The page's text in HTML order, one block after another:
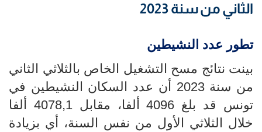
الثاني من سنة 2023
تطور عدد النشيطين
بينت نتائج مسح التشغيل الخاص بالثلاثي الثاني
من سنة 2023 أن عدد السكان النشيطين في
تونس قد بلغ 4096 ألفا، مقابل 4078,1 ألفا
خلال الثلاثي الأول من نفس السنة، أي بزيادة